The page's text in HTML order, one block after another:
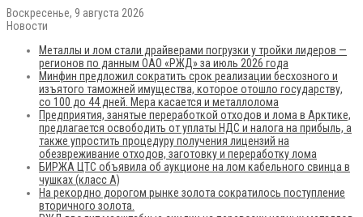
Воскресенье, 9 августа 2026
Новости
Металлы и лом стали драйверами погрузки у тройки лидеров —
регионов по данным ОАО «РЖД» за июль 2026 года
Минфин предложил сократить срок реализации бесхозного и
изъятого таможней имущества, которое отошло государству,
со 100 до 44 дней. Мера касается и металлолома
Предприятия, занятые переработкой отходов и лома в Арктике,
предлагается освободить от уплаты НДС и налога на прибыль, а
также упростить процедуру получения лицензий на
обезвреживание отходов, заготовку и переработку лома
БИРЖА ЦТС объявила об аукционе на лом кабельного свинца в
чушках (класс А)
На рекордно дорогом рынке золота сократилось поступление
вторичного золота.